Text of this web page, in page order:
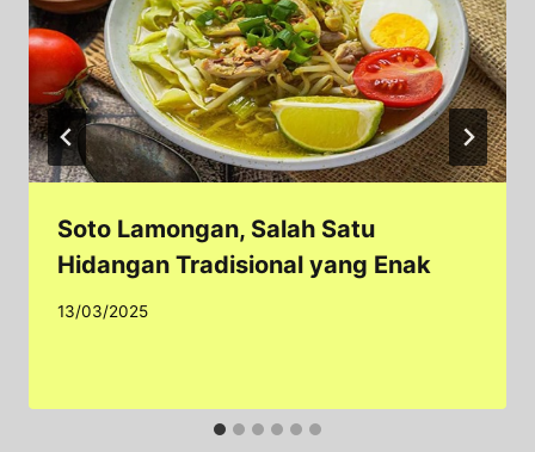
Soto Lamongan, Salah Satu
Hidangan Tradisional yang Enak
13/03/2025